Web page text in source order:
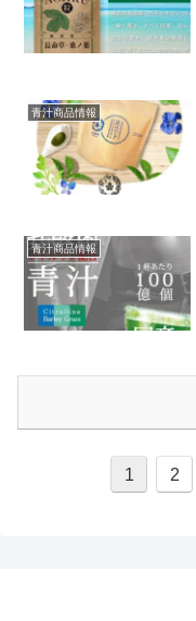
青汁商品情報
青汁商品情報
1 2